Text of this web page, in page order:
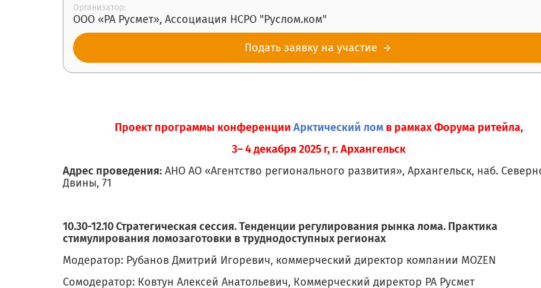
Организатор:
ООО «РА Русмет», Ассоциация НСРО "Руслом.ком"
Подать заявку на участие
Проект программы конференции Арктический лом в рамках Форума ритейла,
3– 4 декабря 2025 г, г. Архангельск
Адрес проведения: АНО АО «Агентство регионального развития», Архангельск, наб.
Двины, 71
10.30-12.10 Стратегическая сессия. Тенденции регулирования рынка лома. Практика
стимулирования ломозаготовки в труднодоступных регионах
Модератор: Рубанов Дмитрий Игоревич, коммерческий директор компании MOZEN
Сомодератор: Ковтун Алексей Анатольевич, Коммерческий директор РА Русмет